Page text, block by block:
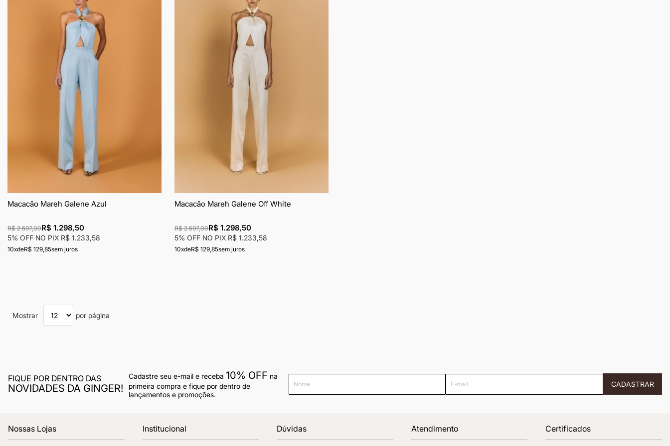
Macacão Mareh Galene Azul
R$ 2.597,00R$ 1.298,50
5% OFF NO PIX R$ 1.233,58
10xdeR$ 129,85sem juros
Macacão Mareh Galene Off White
R$ 2.597,00R$ 1.298,50
5% OFF NO PIX R$ 1.233,58
10xdeR$ 129,85sem juros
Mostrar por página
FIQUE POR DENTRO DAS
NOVIDADES DA GINGER!
Cadastre seu e-mail e receba 10% OFF na
primeira compra e fique por dentro de
lançamentos e promoções.
mail
CADASTRAR
Nossas Lojas Institucional Dúvidas Atendimento Certificados